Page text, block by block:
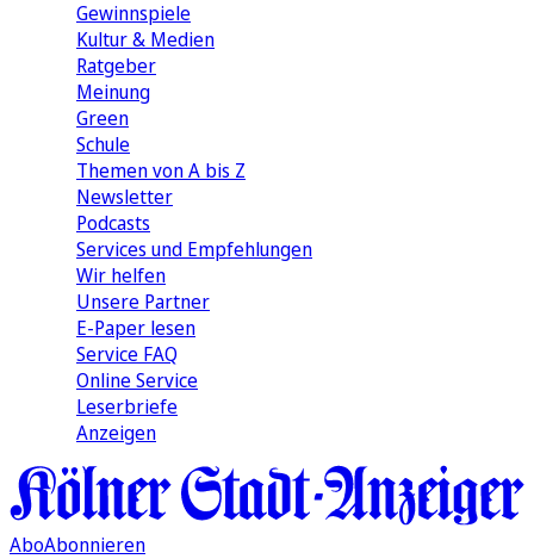
Gewinnspiele
Kultur & Medien
Ratgeber
Meinung
Green
Schule
Themen von A bis Z
Newsletter
Podcasts
Services und Empfehlungen
Wir helfen
Unsere Partner
E-Paper lesen
Service FAQ
Online Service
Leserbriefe
Anzeigen
AboAbonnieren